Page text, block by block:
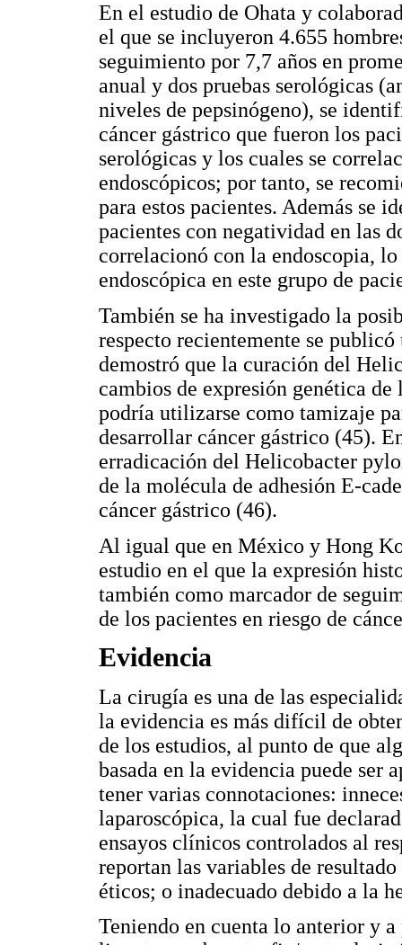
En el estudio de Ohata y
el que se incluyeron 4.655
seguimiento por 7,7 años en
anual y dos pruebas serológicas
niveles de pepsinógeno), se
cáncer gástrico que fueron los
serológicas y los cuales se
endoscópicos; por tanto, se
para estos pacientes. Además se
pacientes con negatividad en las
correlacionó con la endoscopia,
endoscópica en este grupo de
También se ha investigado la
respecto recientemente se
demostró que la curación del
cambios de expresión genética
podría utilizarse como tamizaje
desarrollar cáncer gástrico (45).
erradicación del Helicobacter
de la molécula de adhesión E-
cáncer gástrico (46).
Al igual que en México y Hong
estudio en el que la expresión
también como marcador de
de los pacientes en riesgo de
Evidencia
La cirugía es una de las
la evidencia es más difícil de
de los estudios, al punto de que
basada en la evidencia puede ser
tener varias connotaciones:
laparoscópica, la cual fue
ensayos clínicos controlados al
reportan las variables de
éticos; o inadecuado debido a la
Teniendo en cuenta lo anterior y a